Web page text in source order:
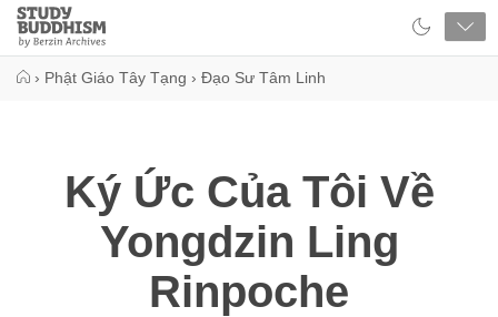
Close
Study
Buddhism
› Phật Giáo Tây Tạng › Đạo Sư Tâm Linh
Ký Ức Của Tôi Về
Yongdzin Ling
Rinpoche